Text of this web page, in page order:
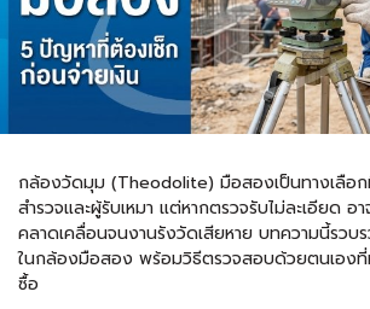
กล้องวัดมุม (Theodolite) มือสองเป็นทางเลือก
สำรวจและผู้รับเหมา แต่หากตรวจรับไม่ละเอียด
คลาดเคลื่อนจนงานรังวัดเสียหาย บทความนี้รว
ในกล้องมือสอง พร้อมวิธีตรวจสอบด้วยตนเอง
ซื้อ